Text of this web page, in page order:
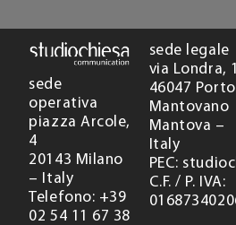
sede
operativa
piazza Arcole,
4
20143 Milano
– Italy
Telefono: +39
02 54 11 67 38
sede legale
via Londra,
46047 Porto
Mantovano
Mantova –
Italy
PEC:
C.F. / P. IVA: